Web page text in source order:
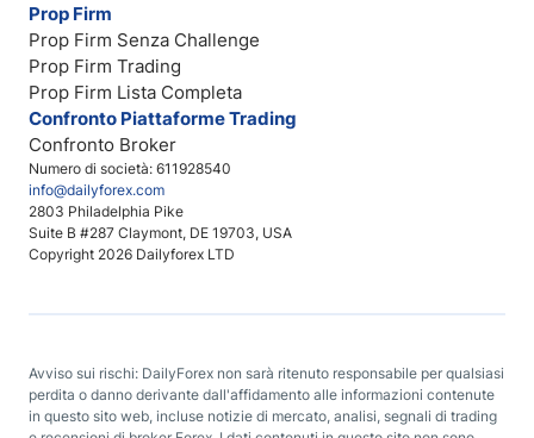
Numero di società: 611928540
info@dailyforex.com
2803 Philadelphia Pike
Suite B #287 Claymont, DE 19703, USA
Copyright 2026 Dailyforex LTD
Prop Firm
Prop Firm Senza Challenge
Prop Firm Trading
Prop Firm Lista Completa
Confronto Piattaforme Trading
Confronto Broker
Avviso sui rischi: DailyForex non sarà ritenuto responsabile per qualsiasi
perdita o danno derivante dall'affidamento alle informazioni contenute
in questo sito web, incluse notizie di mercato, analisi, segnali di trading